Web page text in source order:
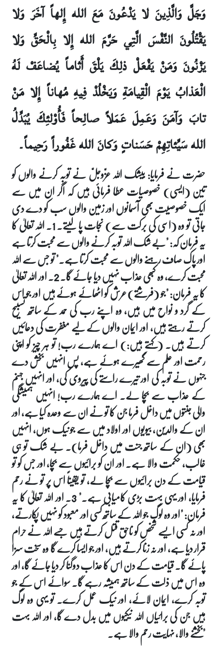
وَجَلَّ وَالَّذِينَ لا يَدْعُونَ مَعَ الله إِلهاً آخَرَ وَلا
يَقْتُلُونَ النَّفْسَ الَّتِي حَرَّمَ الله إِلا بِالْحَقِّ وَلا
يَزْنُونَ وَمَنْ يَفْعَلْ ذلِكَ يَلْقَ أَثاماً يُضاعَفْ لَهُ
الْعَذابُ يَوْمَ الْقِيامَةِ وَيَخْلُدْ فِيهِ مُهاناً إِلا مَنْ
تابَ وَآمَنَ وَعَمِلَ عَمَلاً صالِحاً فَأُوْلئِكَ يُبَدِّلُ
الله سَيِّئاتِهِمْ حَسَناتٍ وَكانَ الله غَفُوراً رَحِيماً۔
حضرت نے فرمایا: بیشک اللہ عزّوجلّ نے توبہ کرنے والوں کو
تین (ایسی) خصوصیات عطا فرمائی ہیں کہ اگر ان میں سے
ایک خصوصیت بھی آسمانوں اور زمین والوں سب کو دے دی
جاتی تو وہ (اسی کی برکت سے) نجات پا لیتے۔ 1. اللہ تعالیٰ کا
یہ فرمان کہ: "بے شک اللہ توبہ کرنے والوں سے محبت کرتا ہے
اور پاک صاف رہنے والوں سے محبت کرتا ہے۔" تو جس سے اللہ
محبت کرے، وہ کبھی عذاب نہیں دیا جائے گا۔ 2. اور اللہ تعالیٰ
کا یہ فرمان: "جو (فرشتے) عرش کو اٹھائے ہوئے ہیں اور جو اس
کے گرد و نواح میں ہیں، وہ اپنے رب کی حمد کے ساتھ تسبیح
کرتے رہتے ہیں، اور ایمان والوں کے لیے مغفرت کی دعائیں
کرتے ہیں۔ (کہتے ہیں:) اے ہمارے رب! تو ہر چیز کو اپنی
رحمت اور علم سے گھیرے ہوئے ہے، پس انہیں بخش دے
جنہوں نے توبہ کی اور تیرے راستے کی پیروی کی، اور انہیں جہنم
کے عذاب سے بچا لے۔ اے ہمارے رب! انہیں ہمیشگی
والی جنتوں میں داخل فرما جن کا تو نے ان سے وعدہ کیا ہے، اور
ان کے والدین، بیویوں اور اولاد میں سے جو نیک ہوں، انہیں
بھی (ان کے ساتھ جنت میں داخل فرما)۔ بے شک تو ہی
غالب، حکمت والا ہے۔ اور ان کو برائیوں سے بچا، اور جس کو تو
قیامت کے دن برائیوں سے بچا لے، تو یقیناً اس پر تو نے رحم
فرمایا، اور یہی بہت بڑی کامیابی ہے۔" 3. اور اللہ تعالیٰ کا یہ
فرمان: "اور وہ لوگ جو اللہ کے ساتھ کسی اور معبود کو نہیں پکارتے،
اور نہ کسی ایسے شخص کو ناحق قتل کرتے ہیں جسے اللہ نے حرام
قرار دیا ہے، اور نہ زنا کرتے ہیں، اور جو ایسا کرے گا وہ سخت سزا
پائے گا۔ قیامت کے دن اس کا عذاب دوگنا کر دیا جائے گا، اور
وہ اس میں ذلت کے ساتھ ہمیشہ رہے گا۔ سوائے اس کے جو
توبہ کرے، ایمان لائے، اور نیک عمل کرے۔ تو یہی وہ لوگ
ہیں جن کی برائیاں اللہ نیکیوں میں بدل دے گا، اور اللہ بہت
بخشنے والا، نہایت رحم والا ہے۔"